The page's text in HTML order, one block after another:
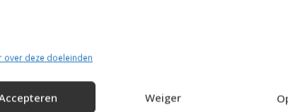
over deze doeleinden
Weiger
garens worden verkocht op OuderwetsGaren.nl waar
Het